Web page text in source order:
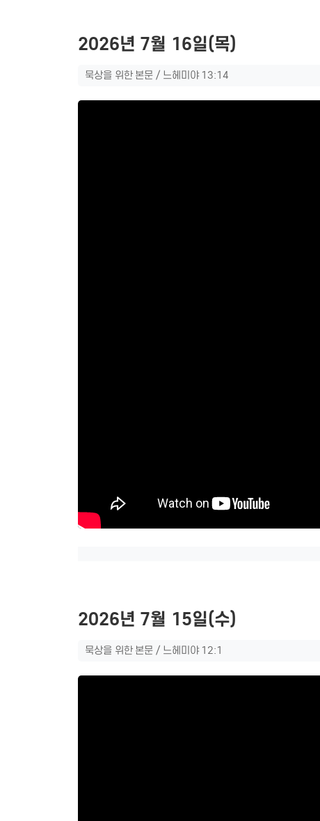
2026년 7월 16일(목)
묵상을 위한 본문 / 느헤미야 13:14
2026년 7월 15일(수)
묵상을 위한 본문 / 느헤미야 12:1